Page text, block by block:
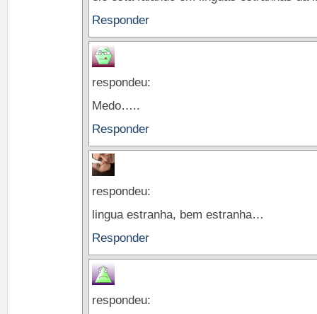
Responder
respondeu:
Medo…..
Responder
respondeu:
lingua estranha, bem estranha…
Responder
respondeu: